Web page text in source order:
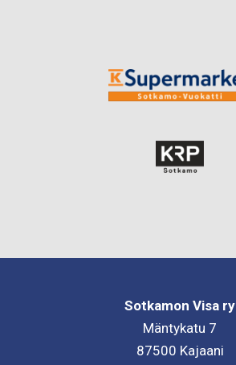
Sotkamon Visa ry
Mäntykatu 7
87500 Kajaani